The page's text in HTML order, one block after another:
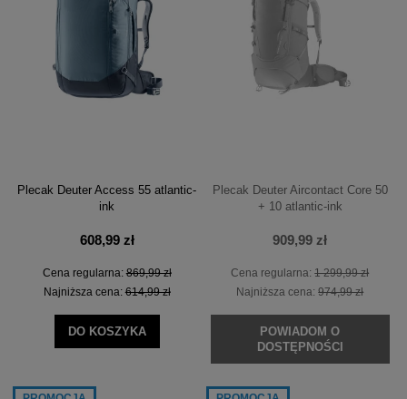
Plecak Deuter Access 55 atlantic-
ink
608,99 zł
Cena regularna:869,99 zł
Najniższa cena:614,99 zł
DO KOSZYKA
Plecak Deuter Aircontact Core 50
+ 10 atlantic-ink
909,99 zł
Cena regularna:1 299,99 zł
Najniższa cena:974,99 zł
POWIADOM O
DOSTĘPNOŚCI